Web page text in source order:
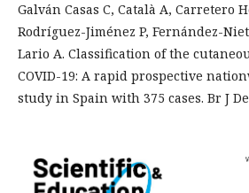
Galván Casas C, Català A, Carretero
Rodríguez-Jiménez P, Fernández-
Lario A. Classification of the
COVID-19: A rapid prospective
study in Spain with 375 cases. Br J